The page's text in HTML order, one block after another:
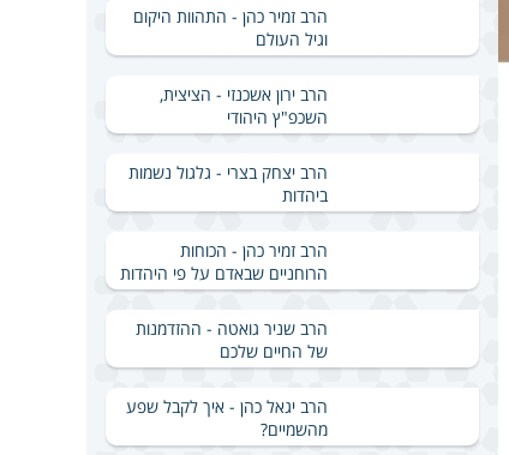
הרב זמיר כהן - התהוות היקום
וגיל העולם
הרב ירון אשכנזי - הציצית,
השכפ"ץ היהודי
הרב יצחק בצרי - גלגול נשמות
ביהדות
הרב זמיר כהן - הכוחות
הרוחניים שבאדם על פי היהדות
הרב שניר גואטה - ההזדמנות
של החיים שלכם
הרב יגאל כהן - איך לקבל שפע
מהשמיים?